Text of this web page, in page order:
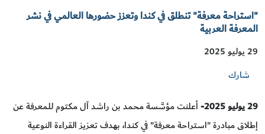
"استراحة معرفة" تنطلق في كندا وتعزز حضورها العالمي في نشر
المعرفة العربية
29 يوليو 2025
شارك
29يوليو 2025-
أعلنت مؤسَّسة محمد بن راشد آل مكتوم للمعرفة عن
إطلاق مبادرة "استراحة معرفة" في كندا، بهدف تعزيز القراءة النوعية